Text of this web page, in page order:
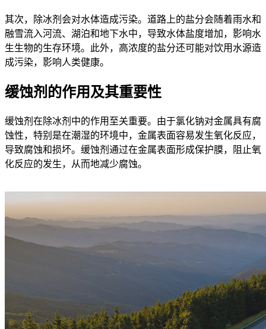
其次，除冰剂会对水体造成污染。道路上的盐分会随着雨水和
融雪流入河流、湖泊和地下水中，导致水体盐度增加，影响水
生生物的生存环境。此外，高浓度的盐分还可能对饮用水源造
成污染，影响人类健康。
缓蚀剂的作用及其重要性
缓蚀剂在除冰剂中的作用至关重要。由于氯化钠对金属具有腐
蚀性，特别是在潮湿的环境中，金属表面容易发生氧化反应，
导致腐蚀和损坏。缓蚀剂通过在金属表面形成保护膜，阻止氧
化反应的发生，从而地减少腐蚀。